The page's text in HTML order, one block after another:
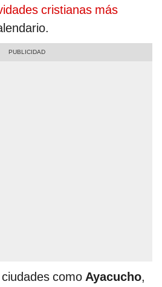
cristianas más
como Ayacucho,